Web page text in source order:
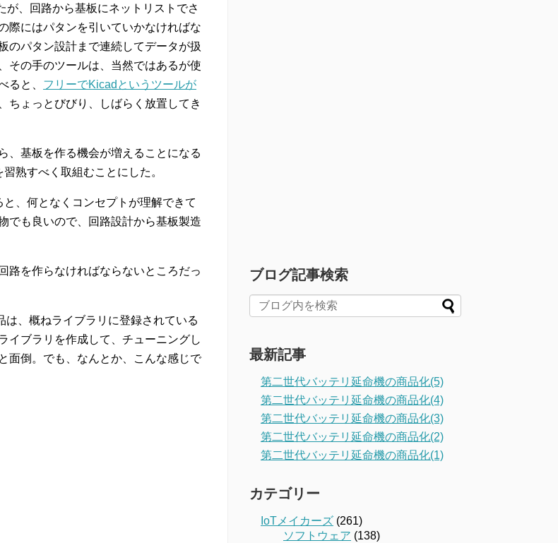
が、回路から基板にネットリストでさ
際にはパタンを引いていかなければな
のパタン設計まで連続してデータが扱
その手のツールは、当然ではあるが使
ると、 フリーでKicadというツールが
ちょっとびびり、しばらく放置してき
、基板を作る機会が増えることになる
熟すべく取組むことにした。
、何となくコンセプトが理解できて
でも良いので、回路設計から基板製造
路を作らなければならないところだっ
、概ねライブラリに登録されている
イブラリを作成して、チューニングし
面倒。でも、なんとか、こんな感じで
ブログ記事検索
最新記事
第二世代バッテリ延命機の商品化(5)
第二世代バッテリ延命機の商品化(4)
第二世代バッテリ延命機の商品化(3)
第二世代バッテリ延命機の商品化(2)
第二世代バッテリ延命機の商品化(1)
カテゴリー
IoTメイカーズ (261)
ソフトウェア (138)